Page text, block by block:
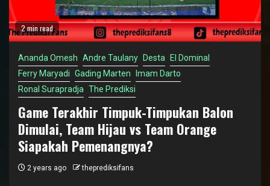
2 min read
Ananda Omesh Andre Taulany Desta
El Dominal
Ferry Maryadi Gading Marten
Imam Darto
Ronal Surapradja The Prediksi
Game Terakhir Timpuk-Timpukan Balon
Dimulai, Team Hijau vs Team Orange
Siapakah Pemenangnya?
2 years ago theprediksifans